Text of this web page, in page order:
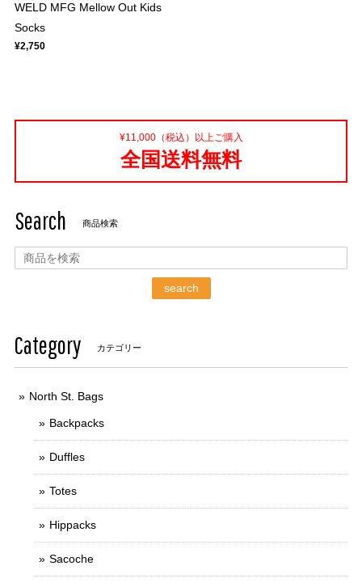
WELD MFG Mellow Out Kids
Socks
¥2,750
¥11,000（税込）以上ご購入
全国送料無料
Search 商品検索
search
Category カテゴリー
North St. Bags
Backpacks
Duffles
Totes
Hippacks
Sacoche